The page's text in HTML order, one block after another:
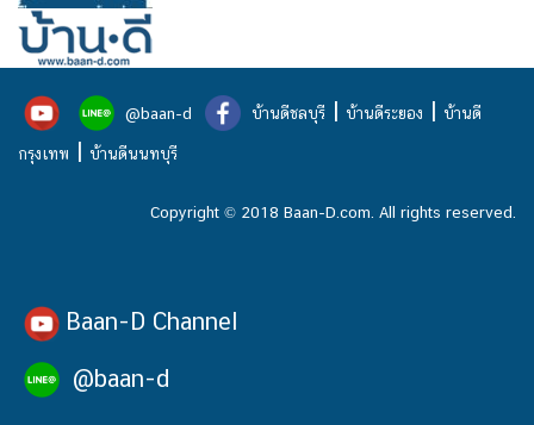
@baan-d บ้านดีชลบุรี | บ้านดีระยอง | บ้านดี
กรุงเทพ | บ้านดีนนทบุรี
Copyright © 2018 Baan-D.com. All rights reserved.
Baan-D Channel
@baan-d